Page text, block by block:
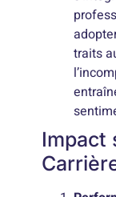
traits
Impact